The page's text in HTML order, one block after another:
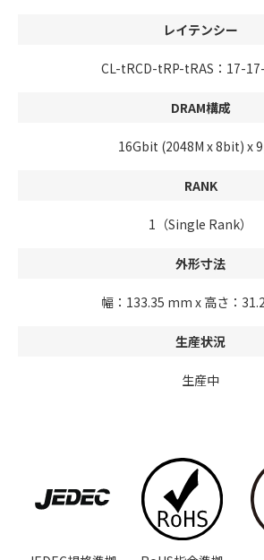
レイテンシー
CL-tRCD-tRP-tRAS：17-
DRAM構成
16Gbit (2048M x 8bit) x
RANK
1（Single Rank）
外形寸法
幅：133.35 mm x 高さ：
生産状況
生産中